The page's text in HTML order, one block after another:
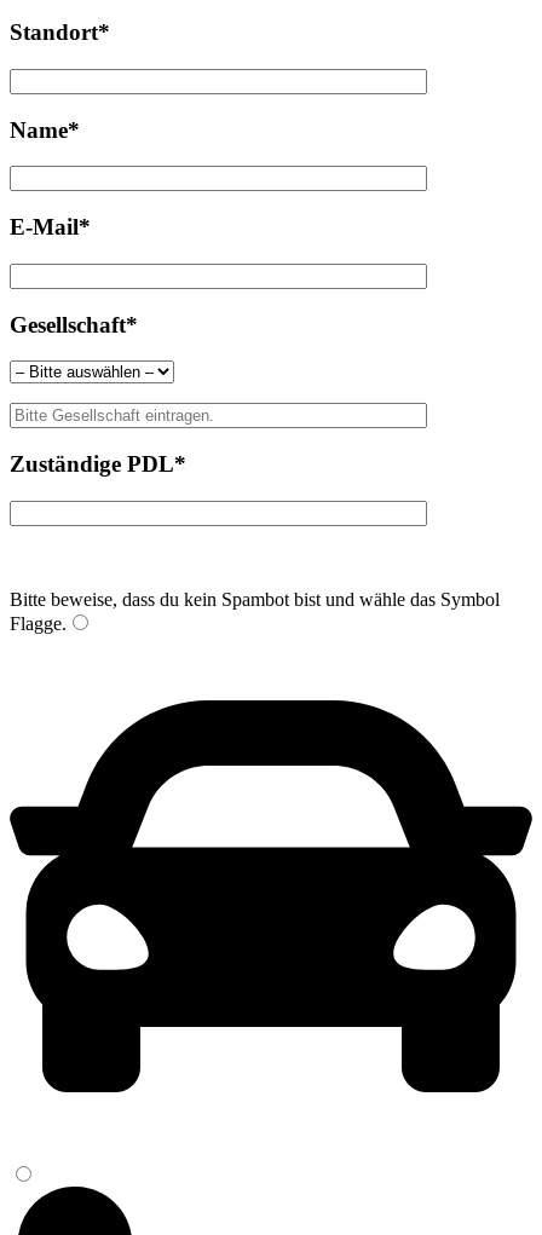
Standort*
Name*
E-Mail*
Gesellschaft*
Zuständige PDL*
Bitte beweise, dass du kein Spambot bist und wähle das Symbol
Flagge.